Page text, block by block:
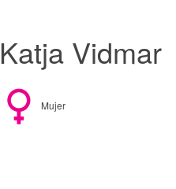
Katja Vidmar
Mujer